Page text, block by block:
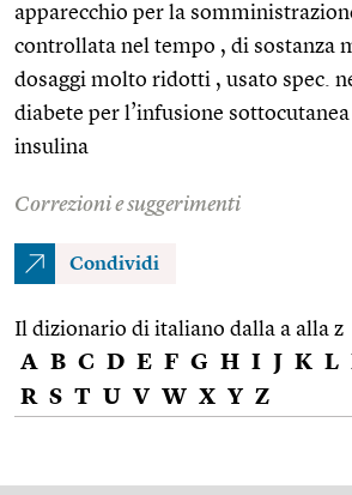
apparecchio per la
controllata nel tempo , di sostanza
dosaggi molto ridotti , usato spec.
diabete per l’infusione
insulina
Correzioni e suggerimenti
Condividi
Il dizionario di italiano dalla a alla z
A B C D E F G H I J K L
R S T U V W X Y Z